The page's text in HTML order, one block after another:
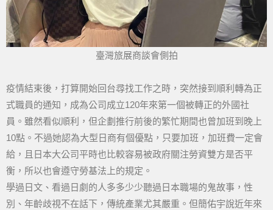
臺灣旅展商談會側拍
疫情結束後，打算開始回台尋找工作之時，突然接到順利轉為正
式職員的通知，成為公司成立120年來第一個被轉正的外國社
員。雖然看似順利，但企劃推行前後的繁忙期間也曾加班到晚上
10點。不過她認為大型日商有個優點，只要加班，加班費一定會
給，且日本大公司平時也比較容易被政府關注勞資雙方是否平
衡，所以也會遵守勞基法上的規定。
學過日文、看過日劇的人多多少少聽過日本職場的鬼故事，性
別、年齡歧視不在話下，傳統產業尤其嚴重。但簡佑宇說近年來